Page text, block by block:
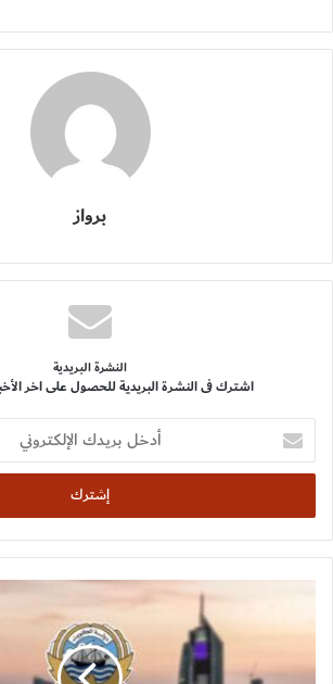
برواز
النشرة البريدية
اشترك فى النشرة البريدية للحصول على اخر
أدخل
بريدك
الإلكتروني